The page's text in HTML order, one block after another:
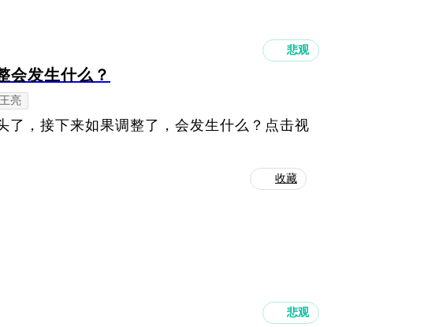
悲观
会发生什么？
王亮
了，接下来如果调整了，会发生什么？点击视
收藏
悲观